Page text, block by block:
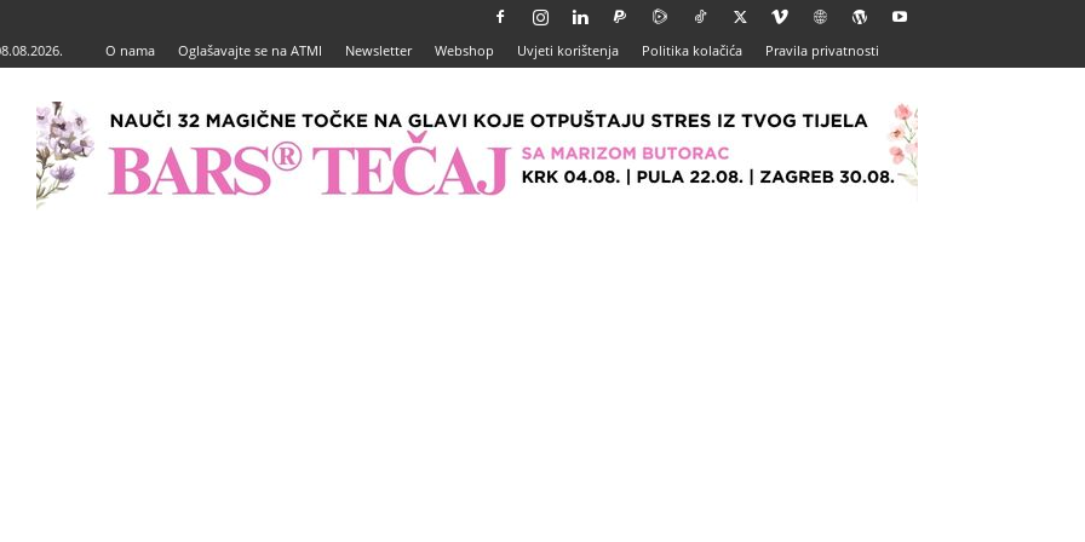
O nama Oglašavajte se na ATMI Newsletter Webshop Uvjeti korištenja Politika kolačića Pravila privatnosti